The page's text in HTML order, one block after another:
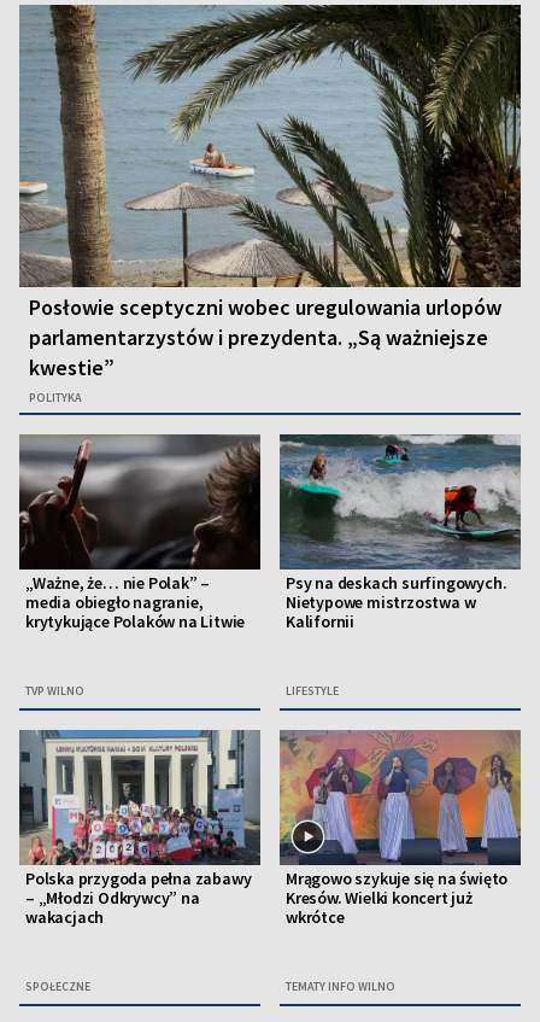
Posłowie sceptyczni wobec uregulowania urlopów
parlamentarzystów i prezydenta. „Są ważniejsze
kwestie”
POLITYKA
„Ważne, że… nie Polak” –
media obiegło nagranie,
krytykujące Polaków na Litwie
TVP WILNO
Psy na deskach surfingowych.
Nietypowe mistrzostwa w
Kalifornii
LIFESTYLE
Polska przygoda pełna zabawy
– „Młodzi Odkrywcy” na
wakacjach
SPOŁECZNE
Mrągowo szykuje się na święto
Kresów. Wielki koncert już
wkrótce
TEMATY INFO WILNO